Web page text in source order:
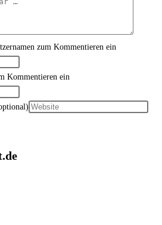
zum Kommentieren ein
Kommentieren ein